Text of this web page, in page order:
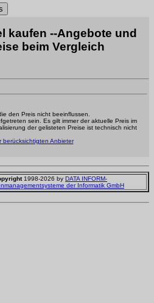
kaufen --Angebote und
beim Vergleich
den Preis nicht beeinflussen.
sein. Es gilt immer der aktuelle Preis im
der gelisteten Preise ist technisch nicht
berücksichtigten Anbieter
1998-2026 by DATA INFORM-
der Informatik GmbH